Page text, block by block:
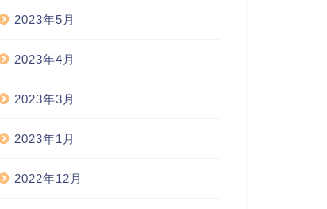
2023年5月
2023年4月
2023年3月
2023年1月
2022年12月